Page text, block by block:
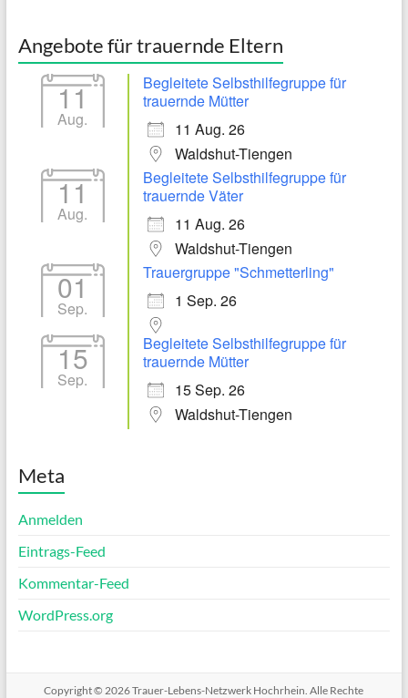
Angebote für trauernde Eltern
11
Aug.
Begleitete Selbsthilfegruppe für
trauernde Mütter
11 Aug. 26
Waldshut-Tiengen
11
Aug.
Begleitete Selbsthilfegruppe für
trauernde Väter
11 Aug. 26
Waldshut-Tiengen
01
Sep.
Trauergruppe "Schmetterling"
1 Sep. 26
15
Sep.
Begleitete Selbsthilfegruppe für
trauernde Mütter
15 Sep. 26
Waldshut-Tiengen
Meta
Anmelden
Eintrags-Feed
Kommentar-Feed
WordPress.org
Copyright © 2026Trauer-Lebens-Netzwerk Hochrhein. Alle Rechte